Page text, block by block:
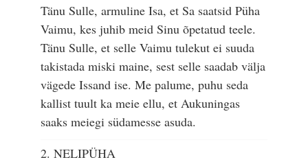
Tänu Sulle, armuline Isa, et Sa saatsid Püha
Vaimu, kes juhib meid Sinu õpetatud teele.
Tänu Sulle, et selle Vaimu tulekut ei suuda
takistada miski maine, sest selle saadab välja
vägede Issand ise. Me palume, puhu seda
kallist tuult ka meie ellu, et Aukuningas
saaks meiegi südamesse asuda.
2. NELIPÜHA